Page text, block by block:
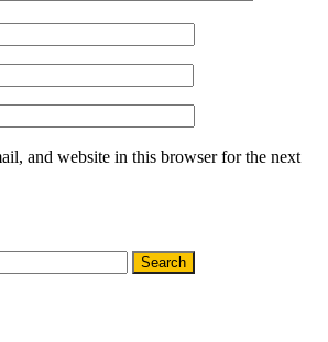
and website in this browser for the next